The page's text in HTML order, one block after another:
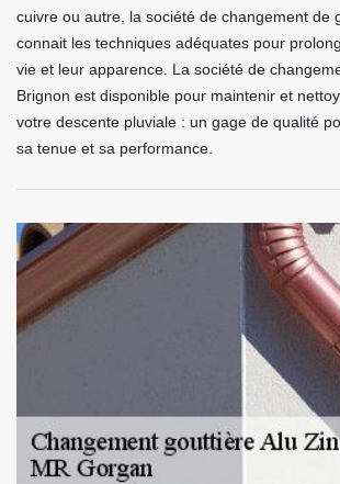
cuivre ou autre, la société de changement de
connait les techniques adéquates pour
vie et leur apparence. La société de
Brignon est disponible pour maintenir et
votre descente pluviale : un gage de qualité
sa tenue et sa performance.